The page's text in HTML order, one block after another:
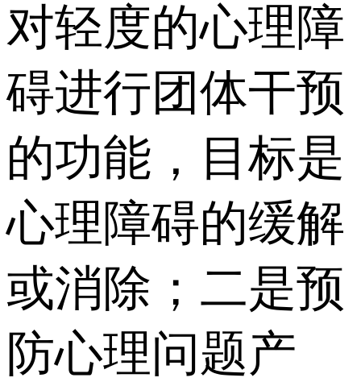
对轻度的心理障
碍进行团体干预
的功能，目标是
心理障碍的缓解
或消除；二是预
防心理问题产